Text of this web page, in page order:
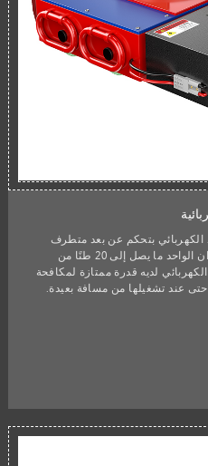
الكهربائي بتحكم عن بعد متطرف
لسهولة التحكم. يمكن أن يحمل الخزان الواحد ما يصل إلى 20 طنًا من
لديه قدرة ممتازة لمكافحة
حتى عند تشغيلها من مسافة بعيدة.